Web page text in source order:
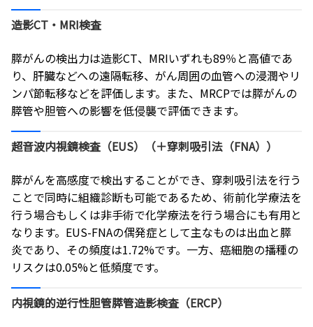
造影CT・MRI検査
膵がんの検出力は造影CT、MRIいずれも89％と高値であ
り、肝臓などへの遠隔転移、がん周囲の血管への浸潤やリ
ンパ節転移などを評価します。また、MRCPでは膵がんの
膵管や胆管への影響を低侵襲で評価できます。
超音波内視鏡検査（EUS）（＋穿刺吸引法（FNA））
膵がんを高感度で検出することができ、穿刺吸引法を行う
ことで同時に組織診断も可能であるため、術前化学療法を
行う場合もしくは非手術で化学療法を行う場合にも有用と
なります。EUS-FNAの偶発症として主なものは出血と膵
炎であり、その頻度は1.72%です。一方、癌細胞の播種の
リスクは0.05%と低頻度です。
内視鏡的逆行性胆管膵管造影検査（ERCP）